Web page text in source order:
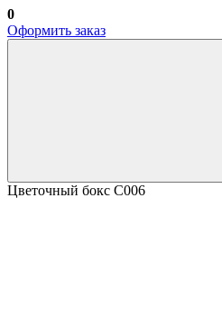
0
Оформить заказ
Цветочный бокс С006